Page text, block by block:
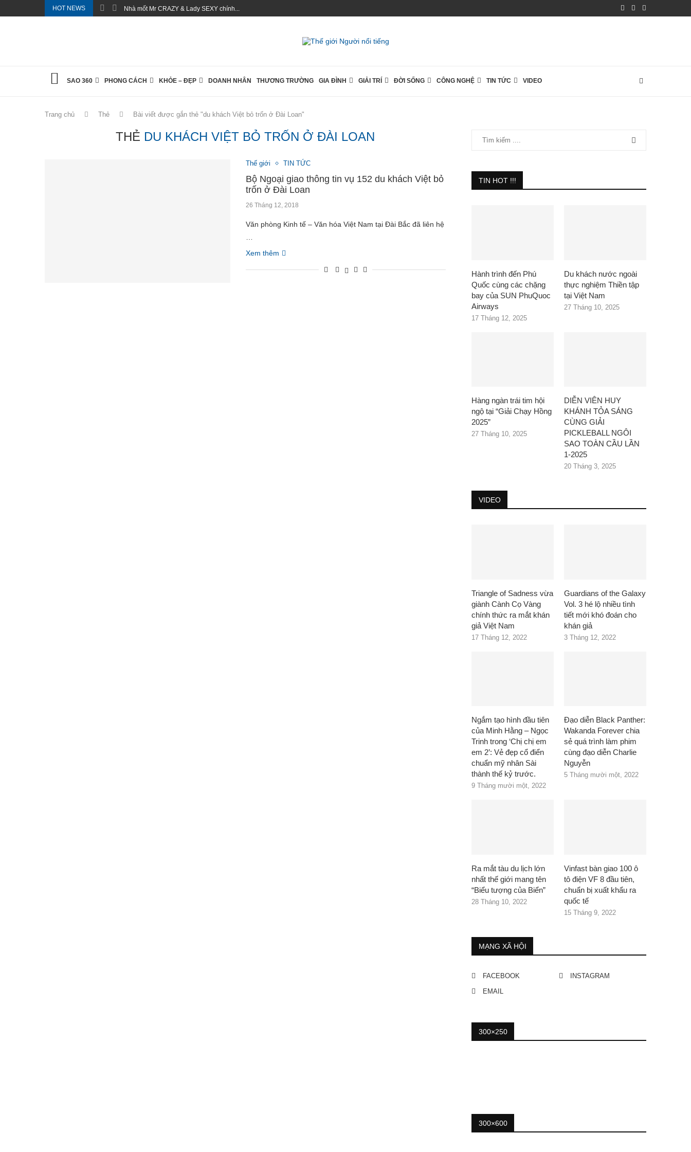
HOT NEWS Nhà mốt Mr CRAZY & Lady SEXY chính...
SAO 360 PHONG CÁCH KHỎE – ĐẸP DOANH NHÂN THƯƠNG TRƯỜNG GIA ĐÌNH GIẢI TRÍ ĐỜI SỐNG CÔNG NGHỆ TIN TỨC VIDEO
Trang chủ Thẻ Bài viết được gắn thẻ "du khách Việt bỏ trốn ở Đài Loan"
THẺ DU KHÁCH VIỆT BỎ TRỐN Ở ĐÀI LOAN
Thế giới TIN TỨC
Bộ Ngoại giao thông tin vụ 152 du khách Việt bỏ
trốn ở Đài Loan
26 Tháng 12, 2018
Văn phòng Kinh tế – Văn hóa Việt Nam tại Đài Bắc đã liên hệ
Xem thêm
TIN HOT !!!
Hành trình đến Phú
Quốc cùng các chặng
bay của SUN PhuQuoc
Airways
17 Tháng 12, 2025
Du khách nước ngoài
thực nghiệm Thiền tập
tại Việt Nam
27 Tháng 10, 2025
Hàng ngàn trái tim hội
ngộ tại “Giải Chạy Hồng
2025”
27 Tháng 10, 2025
DIỄN VIÊN HUY
KHÁNH TỎA SÁNG
CÙNG GIẢI
PICKLEBALL NGÔI
SAO TOÀN CẦU LẦN
1-2025
20 Tháng 3, 2025
VIDEO
Triangle of Sadness vừa
giành Cành Cọ Vàng
chính thức ra mắt khán
giả Việt Nam
17 Tháng 12, 2022
Guardians of the Galaxy
Vol. 3 hé lộ nhiều tình
tiết mới khó đoán cho
khán giả
3 Tháng 12, 2022
Ngắm tạo hình đầu tiên
của Minh Hằng – Ngọc
Trinh trong ‘Chị chị em
em 2’: Vẻ đẹp cổ điển
chuẩn mỹ nhân Sài
thành thế kỷ trước.
9 Tháng mười một, 2022
Đạo diễn Black Panther:
Wakanda Forever chia
sẻ quá trình làm phim
cùng đạo diễn Charlie
Nguyễn
5 Tháng mười một, 2022
Ra mắt tàu du lịch lớn
nhất thế giới mang tên
“Biểu tượng của Biển”
28 Tháng 10, 2022
Vinfast bàn giao 100 ô
tô điện VF 8 đầu tiên,
chuẩn bị xuất khẩu ra
quốc tế
15 Tháng 9, 2022
MẠNG XÃ HỘI
FACEBOOK
INSTAGRAM
EMAIL
300×250
300×600